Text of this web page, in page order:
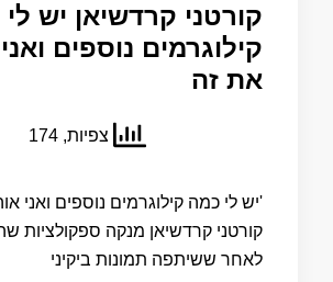
קורטני קרדשיאן יש
קילוגרמים נוספים
את זה
צפיות, 174
'יש לי כמה קילוגרמים נוספים ואני
קורטני קרדשיאן מנקה ספקולציות
לאחר ששיתפה תמונות ביקיני